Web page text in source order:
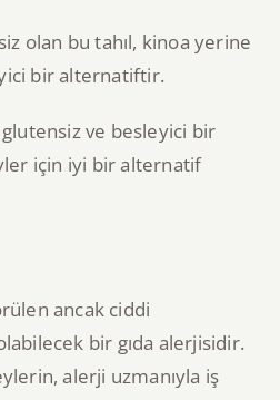
olan bu tahıl, kinoa yerine
bir alternatiftir.
ve besleyici bir
için iyi bir alternatif
ancak ciddi
bir gıda alerjisidir.
alerji uzmanıyla iş